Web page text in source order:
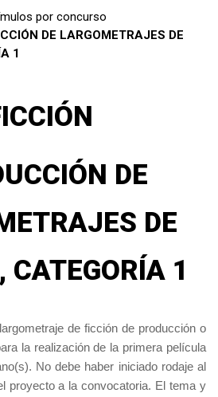
por concurso
DE LARGOMETRAJES DE
1
DE
DE
CATEGORÍA 1
de ficción de producción o
la realización de la primera película
No debe haber iniciado rodaje al
proyecto a la convocatoria. El tema y